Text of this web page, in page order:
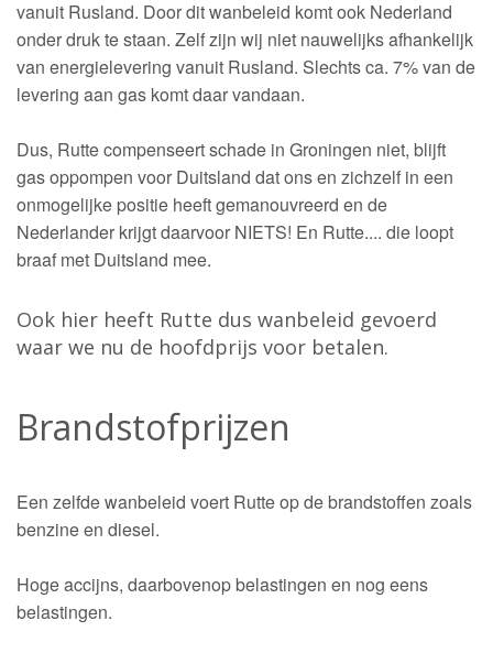
vanuit Rusland. Door dit wanbeleid komt ook Nederland
onder druk te staan. Zelf zijn wij niet nauwelijks afhankelijk
van energielevering vanuit Rusland. Slechts ca. 7% van de
levering aan gas komt daar vandaan.
Dus, Rutte compenseert schade in Groningen niet, blijft
gas oppompen voor Duitsland dat ons en zichzelf in een
onmogelijke positie heeft gemanouvreerd en de
Nederlander krijgt daarvoor NIETS! En Rutte.... die loopt
braaf met Duitsland mee.
Ook hier heeft Rutte dus wanbeleid gevoerd
waar we nu de hoofdprijs voor betalen.
Brandstofprijzen
Een zelfde wanbeleid voert Rutte op de brandstoffen zoals
benzine en diesel.
Hoge accijns, daarbovenop belastingen en nog eens
belastingen.